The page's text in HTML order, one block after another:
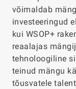
võimaldab
investeeringud
kui WSOP+
reaalajas
tehnoloogiline
teinud mängu
tõusvatele